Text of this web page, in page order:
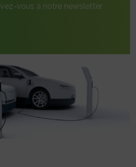
vous à notre newsletter.